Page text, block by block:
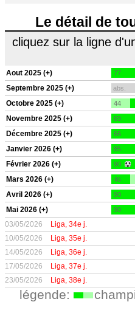
Le détail de
cliquez sur la ligne
Aout 2025 (+) 77
Septembre 2025 (+) abs.
Octobre 2025 (+) 44
Novembre 2025 (+) 69
Décembre 2025 (+) 66
Janvier 2026 (+) 85
Février 2026 (+) 90
Mars 2026 (+) 46
Avril 2026 (+) 90
Mai 2026 (+) 90
03/05/2026 Liga, 34e j.
10/05/2026
Liga, 35e j.
14/05/2026
Liga, 36e j.
17/05/2026
Liga, 37e j.
23/05/2026
Liga, 38e j.
légende: